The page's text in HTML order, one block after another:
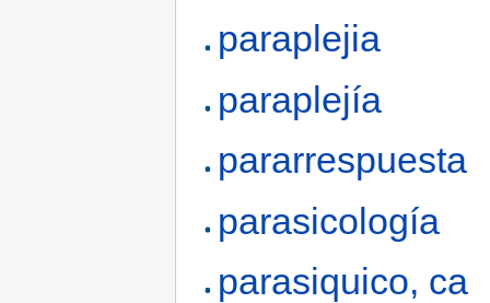
paraplejia
paraplejía
pararrespuesta
parasicología
parasiquico, ca